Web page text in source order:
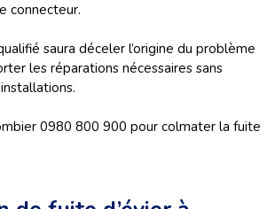
connecteur.
saura déceler l’origine du problème
les réparations nécessaires sans
0980 800 900 pour colmater la fuite